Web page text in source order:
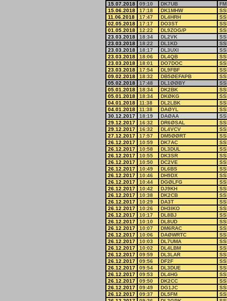
15.07.2018 09:10 DK7UB
FM
15.06.2018
17:18 DK1MHW
11.06.2018
17:47 DL4HRH
02.05.2018
17:17 DO3ST
01.05.2018
12:22 DL9ZOG/P
23.03.2018
18:34 DL2VK
23.03.2018
18:22 DL1KD
23.03.2018
18:17 DL3UXI
23.03.2018
18:06 DL4QB
23.03.2018
18:01 DO7DOC
23.03.2018
17:54 DL9FBF
09.02.2018
18:32 DB5ØEFAPB
05.02.2018
17:48 DL1ØØBY
05.01.2018
18:34 DK2BK
05.01.2018
18:34 DKØKG
04.01.2018
11:38 DL2LBK
04.01.2018
11:38 DAØYL
30.12.2017
18:19 DAØAA
29.12.2017
16:32 DR6ØSAL
29.12.2017
16:32 DL4VCV
27.12.2017
17:57 DM5ØØRT
26.12.2017
10:59 DK7AC
26.12.2017
10:58 DL3DUL
26.12.2017
10:55 DK3SR
26.12.2017
10:50 DC2VE
26.12.2017
10:49 DL6BS
26.12.2017
10:46 DH9DX
26.12.2017
10:44 DGØLFG
26.12.2017
10:42 DJ9KH
26.12.2017
10:38 DK2CB
26.12.2017
10:29 DA3T
26.12.2017
10:26 DH3IKO
26.12.2017
10:17 DL8BJ
26.12.2017
10:10 DL8UD
26.12.2017
10:07 DM6RAC
26.12.2017
10:06 DAØWRTC
26.12.2017
10:03 DL7UMA
26.12.2017
10:02 DL4LBM
26.12.2017
09:59 DL3LAR
26.12.2017
09:56 DF2F
26.12.2017
09:54 DL3DUE
26.12.2017
09:53 DL4HG
26.12.2017
09:50 DK2CC
26.12.2017
09:49 DG1JC
26.12.2017
09:37 DL5FM